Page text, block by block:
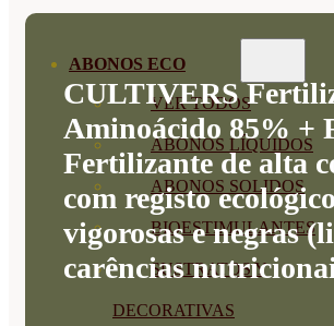
ABONOS ECO
VER TODOS
ABONOS LÍQUIDOS
ABONOS SOLIDOS
BIOESTIMULANTES
SUSTRATOS Y
DECORATIVAS
CULTIVERS
Aminoácido 85% +
Fertilizante de alta
com registo
vigorosas e negras
carências